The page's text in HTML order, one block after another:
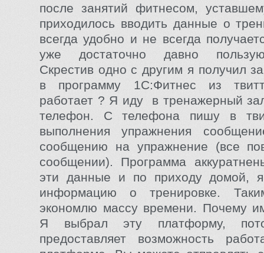
после занятий фитнесом,
приходилось вводить данные о
всегда удобно и не всегда
уже достаточно давно
Скрестив одно с другим я получил
в программу 1С:Фитнес из
работает ? Я иду в тренажерный
телефон. С телефона пишу в
выполнения упражнения
сообщению на упражнение (все
сообщении). Программа
эти данные и по приходу домой,
информацию о тренировке.
экономлю массу времени. Почему
Я выбрал эту платформу,
предоставляет возможность